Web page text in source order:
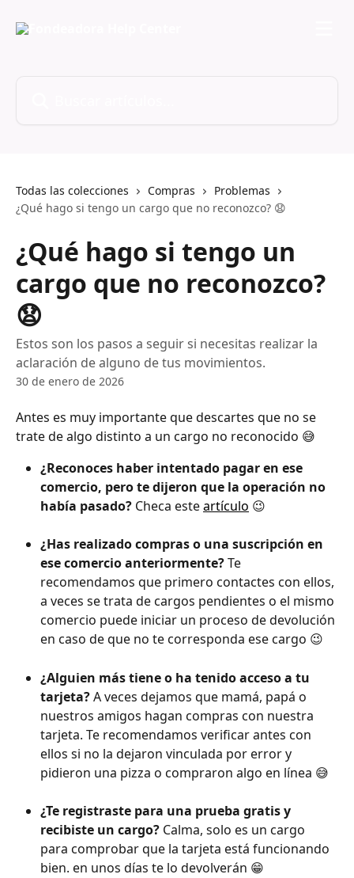
Todas las colecciones Compras
Problemas
¿Qué hago si tengo un cargo que no reconozco? 😧
¿Qué hago si tengo un
cargo que no reconozco?
😧
Estos son los pasos a seguir si necesitas realizar la
aclaración de alguno de tus movimientos.
30 de enero de 2026
Antes es muy importante que descartes que no se
trate de algo distinto a un cargo no reconocido 😅
¿Reconoces haber intentado pagar en ese
comercio, pero te dijeron que la operación no
había pasado? Checa este artículo 😉
¿Has realizado compras o una suscripción en
ese comercio anteriormente? Te
recomendamos que primero contactes con ellos,
a veces se trata de cargos pendientes o el mismo
comercio puede iniciar un proceso de devolución
en caso de que no te corresponda ese cargo 😉
¿Alguien más tiene o ha tenido acceso a tu
tarjeta? A veces dejamos que mamá, papá o
nuestros amigos hagan compras con nuestra
tarjeta. Te recomendamos verificar antes con
ellos si no la dejaron vinculada por error y
pidieron una pizza o compraron algo en línea 😅
¿Te registraste para una prueba gratis y
recibiste un cargo? Calma, solo es un cargo
para comprobar que la tarjeta está funcionando
bien. en unos días te lo devolverán 😁